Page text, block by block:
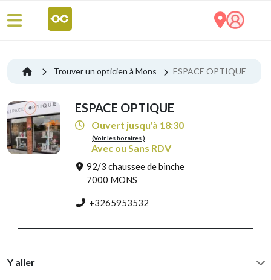
Trouver un opticien à Mons ESPACE OPTIQUE
ESPACE OPTIQUE
Ouvert jusqu'à 18:30
(Voir les horaires )
Avec ou Sans RDV
92/3 chaussee de binche
7000 MONS
+3265953532
Y aller